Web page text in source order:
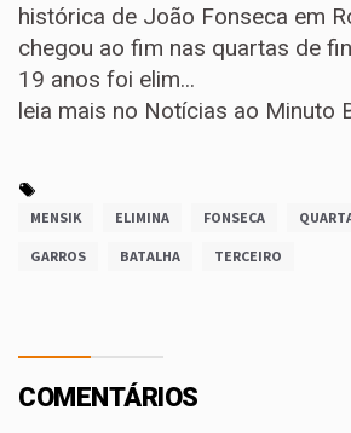
histórica de João Fonseca em
chegou ao fim nas quartas de
19 anos foi elim...
leia mais no Notícias ao Minuto
MENSIK ELIMINA FONSECA
GARROS BATALHA TERCEIRO
COMENTÁRIOS